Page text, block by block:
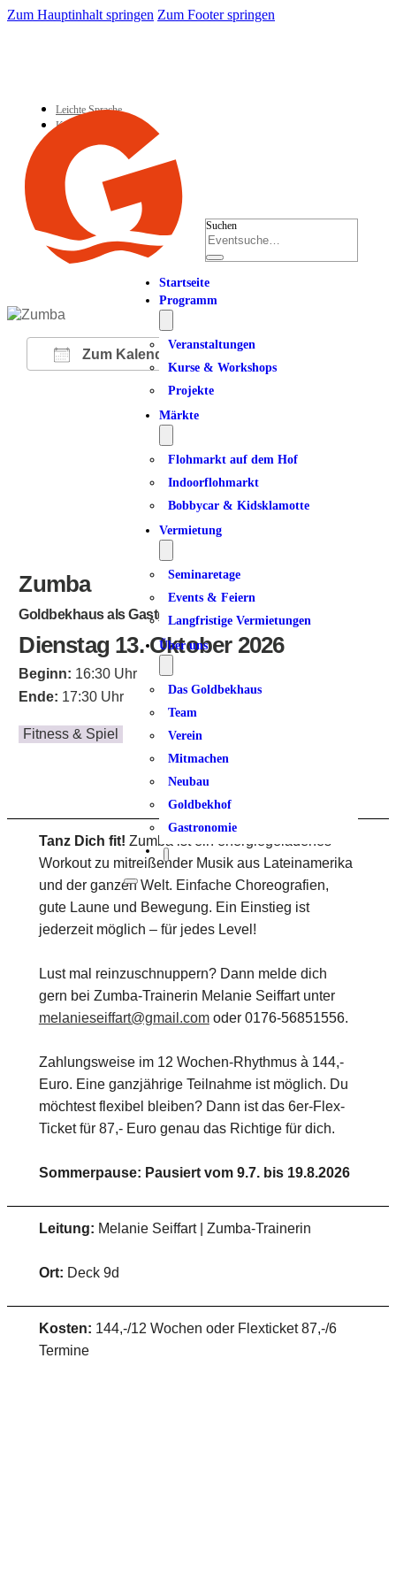
Zum Hauptinhalt springen Zum Footer springen
Leichte Sprache
Kontakt
Suchen
Startseite
Programm
Veranstaltungen
Kurse & Workshops
Projekte
Märkte
Flohmarkt auf dem Hof
Indoorflohmarkt
Bobbycar & Kidsklamotte
Vermietung
Seminaretage
Events & Feiern
Langfristige Vermietungen
Über uns
Das Goldbekhaus
Team
Verein
Mitmachen
Neubau
Goldbekhof
Gastronomie
Zum Kalender hinzufügen
ICS herunterladen
Google Kalender
iCalendarOffice 365
Zumba
Goldbekhaus als Gastgeber
Dienstag 13. Oktober 2026
Beginn: 16:30 Uhr
Ende: 17:30 Uhr
Fitness & Spiel
Tanz Dich fit! Zumba ist ein energiegeladenes
Workout zu mitreißender Musik aus Lateinamerika
und der ganzen Welt. Einfache Choreografien,
gute Laune und Bewegung. Ein Einstieg ist
jederzeit möglich – für jedes Level!
Lust mal reinzuschnuppern? Dann melde dich
gern bei Zumba-Trainerin Melanie Seiffart unter
melanieseiffart@gmail.comoder 0176-56851556.
Zahlungsweise im 12 Wochen-Rhythmus à 144,-
Euro. Eine ganzjährige Teilnahme ist möglich. Du
möchtest flexibel bleiben? Dann ist das 6er-Flex-
Ticket für 87,- Euro genau das Richtige für dich.
Sommerpause: Pausiert vom 9.7. bis 19.8.2026
Leitung: Melanie Seiffart | Zumba-Trainerin
Ort: Deck 9d
Kosten: 144,-/12 Wochen oder Flexticket 87,-/6
Termine